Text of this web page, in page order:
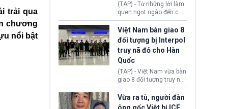
trải qua
chương
nổi bật
(TAP) - Từ những lời làm
quen ngọt ngào đến các
“sàn vàng ảo”, bất động
sản trực tuyến cùng
đường dây đánh bạc quy
mô lớn, hai tổ chức tội
phạm xuyên quốc gia đã
dựng lên mạng lưới hoạt
động tại Việt Nam và
Lào, lôi kéo hàng nghìn
người tham gia, luân
chuyển dòng tiền qua
nhiều lớp tài khoản. Sau
Việt Nam bàn giao 8
đối tượng bị Interpol
truy nã đỏ cho Hàn
Quốc
(TAP) - Việt Nam vừa bàn
giao 8 đối tượng truy nã
đỏ Interpol cho lực lượng
chức năng Hàn Quốc.
Nhóm này bị xác định
Vừa ra tù, người đàn